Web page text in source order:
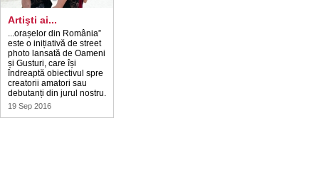
Artişti ai...
...orașelor din România”
este o inițiativă de street
photo lansată de Oameni
și Gusturi, care își
îndreaptă obiectivul spre
creatorii amatori sau
debutanți din jurul nostru.
19 Sep 2016